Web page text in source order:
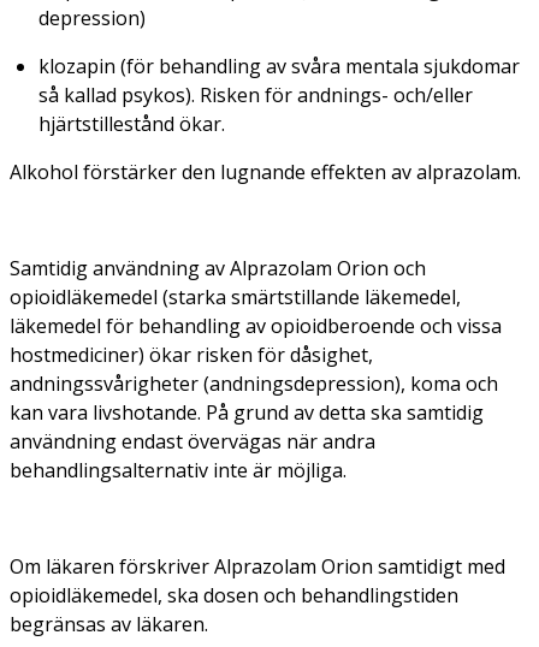
depression)
klozapin (för behandling av svåra mentala sjukdomar
så kallad psykos). Risken för andnings- och/eller
hjärtstillestånd ökar.
Alkohol förstärker den lugnande effekten av alprazolam.
Samtidig användning av Alprazolam Orion och
opioidläkemedel (starka smärtstillande läkemedel,
läkemedel för behandling av opioidberoende och vissa
hostmediciner) ökar risken för dåsighet,
andningssvårigheter (andningsdepression), koma och
kan vara livshotande. På grund av detta ska samtidig
användning endast övervägas när andra
behandlingsalternativ inte är möjliga.
Om läkaren förskriver Alprazolam Orion samtidigt med
opioidläkemedel, ska dosen och behandlingstiden
begränsas av läkaren.